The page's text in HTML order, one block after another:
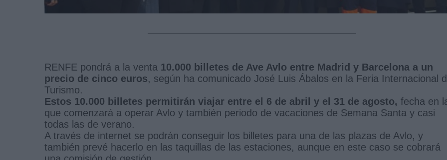
RENFE pondrá a la venta 10.000 billetes de Ave Avlo entre Madrid y Barcelona a un
precio de cinco euros, según ha comunicado José Luis Ábalos en la Feria Internacional
Turismo.
Estos 10.000 billetes permitirán viajar entre el 6 de abril y el 31 de agosto, fecha en
que comenzará a operar Avlo y también periodo de vacaciones de Semana Santa y casi
todas las de verano.
A través de internet se podrán conseguir los billetes para una de las plazas de Avlo, y
también prevé hacerlo en las taquillas de las estaciones, aunque en este caso se cobrará